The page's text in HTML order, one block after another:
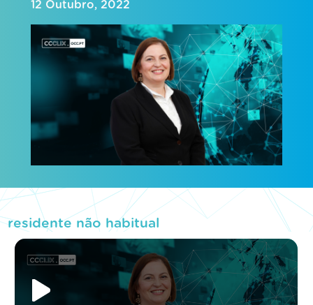
12 Outubro, 2022
residente não habitual